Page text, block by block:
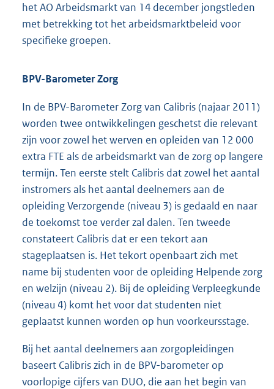
het AO Arbeidsmarkt van 14 december jongstleden
met betrekking tot het arbeidsmarktbeleid voor
specifieke groepen.
BPV-Barometer Zorg
In de BPV-Barometer Zorg van Calibris (najaar 2011)
worden twee ontwikkelingen geschetst die relevant
zijn voor zowel het werven en opleiden van 12 000
extra FTE als de arbeidsmarkt van de zorg op langere
termijn. Ten eerste stelt Calibris dat zowel het aantal
instromers als het aantal deelnemers aan de
opleiding Verzorgende (niveau 3) is gedaald en naar
de toekomst toe verder zal dalen. Ten tweede
constateert Calibris dat er een tekort aan
stageplaatsen is. Het tekort openbaart zich met
name bij studenten voor de opleiding Helpende zorg
en welzijn (niveau 2). Bij de opleiding Verpleegkunde
(niveau 4) komt het voor dat studenten niet
geplaatst kunnen worden op hun voorkeursstage.
Bij het aantal deelnemers aan zorgopleidingen
baseert Calibris zich in de BPV-barometer op
voorlopige cijfers van DUO, die aan het begin van